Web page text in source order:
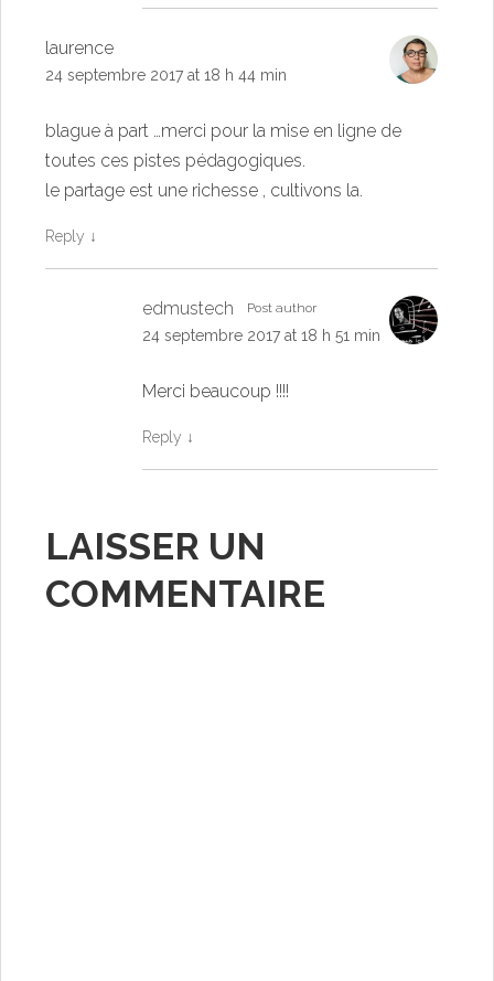
laurence
24 septembre 2017 at 18 h 44 min
blague à part …merci pour la mise en ligne de
toutes ces pistes pédagogiques.
le partage est une richesse , cultivons la.
Reply ↓
edmustech Post author
24 septembre 2017 at 18 h 51 min
Merci beaucoup !!!!
Reply ↓
LAISSER UN
COMMENTAIRE